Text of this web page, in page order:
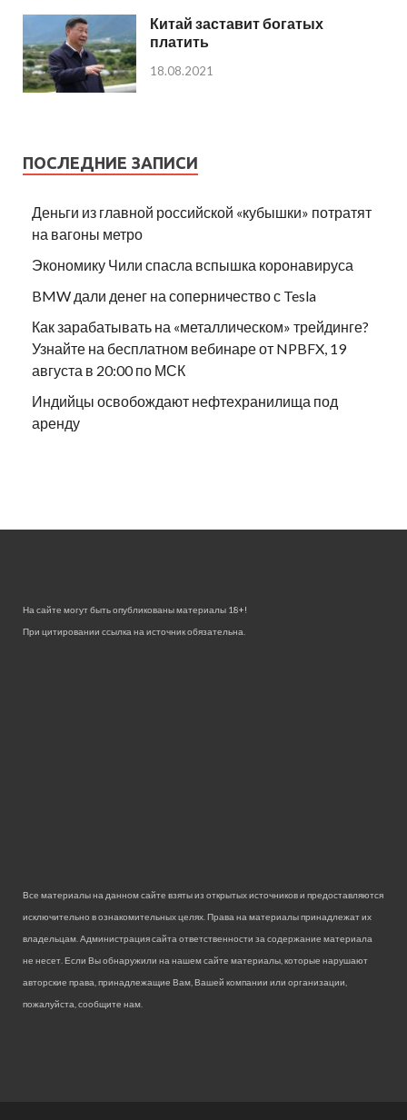
Китай заставит богатых
платить
18.08.2021
ПОСЛЕДНИЕ ЗАПИСИ
Деньги из главной российской «кубышки» потратят
на вагоны метро
Экономику Чили спасла вспышка коронавируса
BMW дали денег на соперничество с Tesla
Как зарабатывать на «металлическом» трейдинге?
Узнайте на бесплатном вебинаре от NPBFX, 19
августа в 20:00 по МСК
Индийцы освобождают нефтехранилища под
аренду
На сайте могут быть опубликованы материалы 18+!
При цитировании ссылка на источник обязательна.
Все материалы на данном сайте взяты из открытых источников и предоставляются
исключительно в ознакомительных целях. Права на материалы принадлежат их
владельцам. Администрация сайта ответственности за содержание материала
не несет. Если Вы обнаружили на нашем сайте материалы, которые нарушают
авторские права, принадлежащие Вам, Вашей компании или организации,
пожалуйста, сообщите нам.